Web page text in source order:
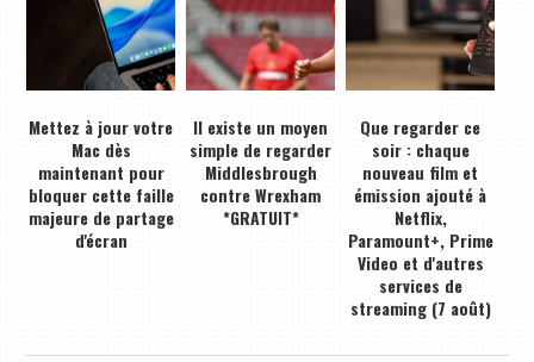
Mettez à jour votre
Mac dès
maintenant pour
bloquer cette faille
majeure de partage
d'écran
Il existe un moyen
simple de regarder
Middlesbrough
contre Wrexham
*GRATUIT*
Que regarder ce
soir : chaque
nouveau film et
émission ajouté à
Netflix,
Paramount+, Prime
Video et d'autres
services de
streaming (7 août)